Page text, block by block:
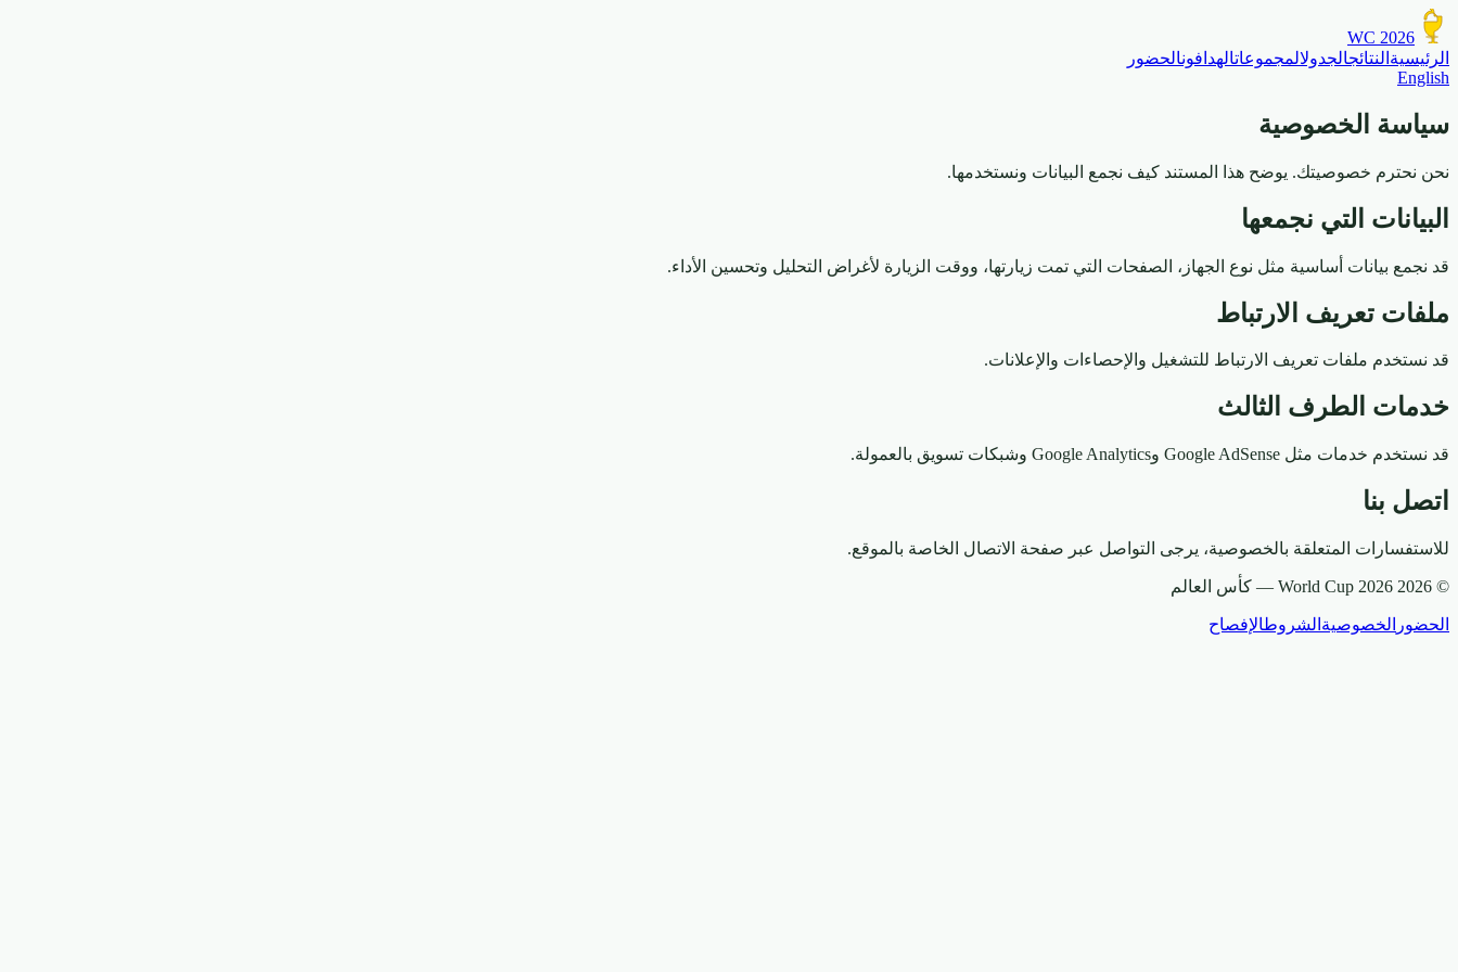
WC 2026
الرئيسية النتائجالجدولالمجموعاتالهدافونالحضور
English
سياسة الخصوصية
نحن نحترم خصوصيتك. يوضح هذا المستند كيف نجمع البيانات ونستخدمها.
البيانات التي نجمعها
قد نجمع بيانات أساسية مثل نوع الجهاز، الصفحات التي تمت زيارتها، ووقت الزيارة لأغراض التحليل وتحسين الأداء.
ملفات تعريف الارتباط
قد نستخدم ملفات تعريف الارتباط للتشغيل والإحصاءات والإعلانات.
خدمات الطرف الثالث
قد نستخدم خدمات مثل Google AdSense وGoogle Analytics وشبكات تسويق بالعمولة.
اتصل بنا
للاستفسارات المتعلقة بالخصوصية، يرجى التواصل عبر صفحة الاتصال الخاصة بالموقع.
© 2026 World Cup 2026 — كأس العالم
الحضور الخصوصية الشروطالإفصاح